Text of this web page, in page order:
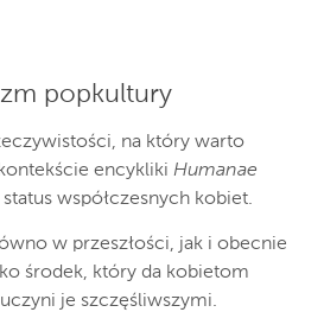
popkultury
na który warto
encykliki Humanae
współczesnych kobiet.
w przeszłości, jak i obecnie
środek, który da kobietom
je szczęśliwszymi.